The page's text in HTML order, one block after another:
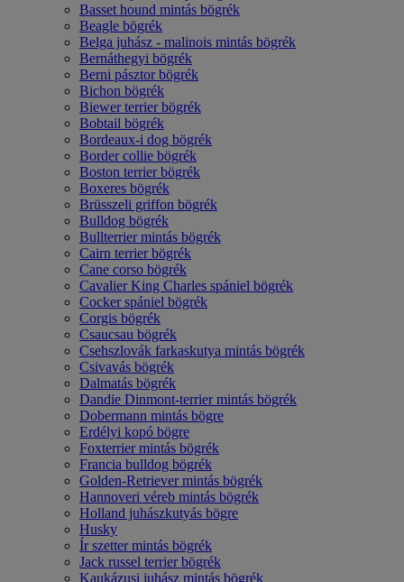
Basset hound mintás bögrék
Beagle bögrék
Belga juhász - malinois mintás bögrék
Bernáthegyi bögrék
Berni pásztor bögrék
Bichon bögrék
Biewer terrier bögrék
Bobtail bögrék
Bordeaux-i dog bögrék
Border collie bögrék
Boston terrier bögrék
Boxeres bögrék
Brüsszeli griffon bögrék
Bulldog bögrék
Bullterrier mintás bögrék
Cairn terrier bögrék
Cane corso bögrék
Cavalier King Charles spániel bögrék
Cocker spániel bögrék
Corgis bögrék
Csaucsau bögrék
Csehszlovák farkaskutya mintás bögrék
Csivavás bögrék
Dalmatás bögrék
Dandie Dinmont-terrier mintás bögrék
Dobermann mintás bögre
Erdélyi kopó bögre
Foxterrier mintás bögrék
Francia bulldog bögrék
Golden-Retriever mintás bögrék
Hannoveri véreb mintás bögrék
Holland juhászkutyás bögre
Husky
Ír szetter mintás bögrék
Jack russel terrier bögrék
Kaukázusi juhász mintás bögrék